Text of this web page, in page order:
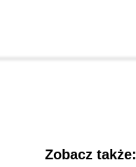
Zobacz także: